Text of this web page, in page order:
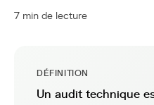
7 min de lecture
DÉFINITION
Un audit technique